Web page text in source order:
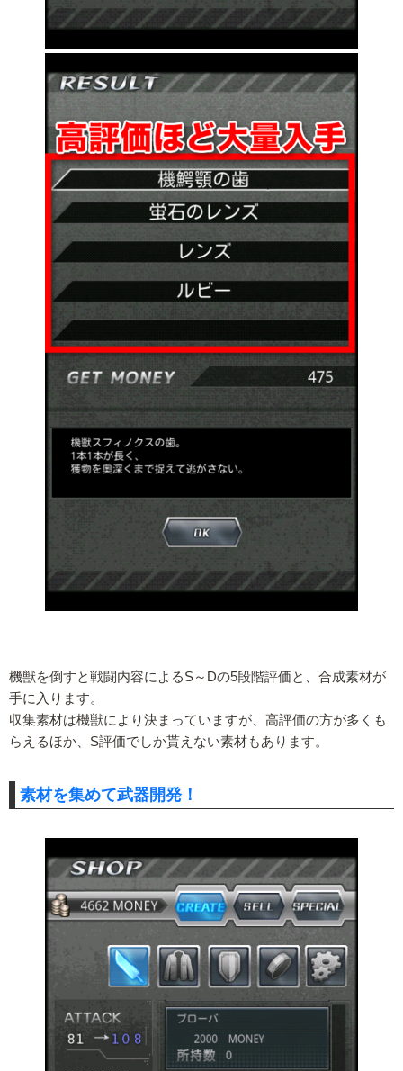
機獣を倒すと戦闘内容によるS～Dの5段階評価と、合成素材が
手に入ります。
収集素材は機獣により決まっていますが、高評価の方が多くも
らえるほか、S評価でしか貰えない素材もあります。
素材を集めて武器開発！